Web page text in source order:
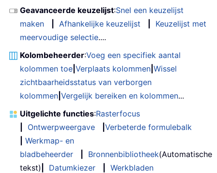
Geavanceerde keuzelijst:Snel een keuzelijst
maken
Afhankelijke keuzelijst
Keuzelijst met
meervoudige selectie....
Kolombeheerder:Voeg een specifiek aantal
kolommen toe Verplaats kolommen Wissel
zichtbaarheidsstatus van verborgen
kolommen Vergelijk bereiken en kolommen...
Uitgelichte functies:Rasterfocus
Ontwerpweergave
Verbeterde formulebalk
Werkmap- en
bladbeheerder
Bronnenbibliotheek(Automatische
tekst)
Datumkiezer
Werkbladen